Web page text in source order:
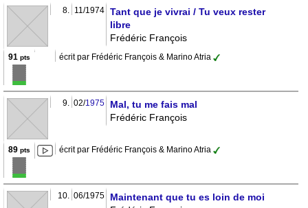
8. 11/1974
Tant que je vivrai / Tu veux rester
libre
Frédéric François
91 pts écrit par Frédéric François & Marino Atria
9. 02/1975
Mal, tu me fais mal
Frédéric François
89 pts écrit par Frédéric François & Marino Atria
10. 06/1975
Maintenant que tu es loin de moi